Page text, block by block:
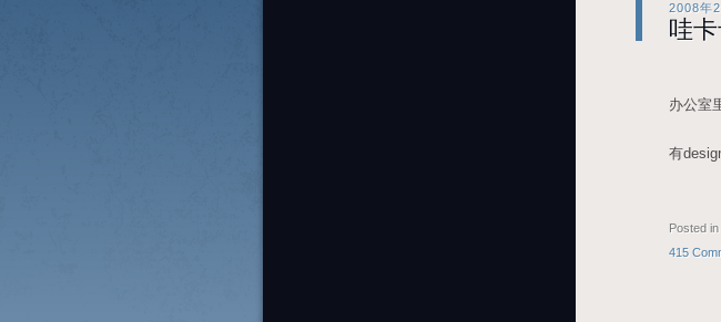
2008年
哇
办公室
有
Posted in
415